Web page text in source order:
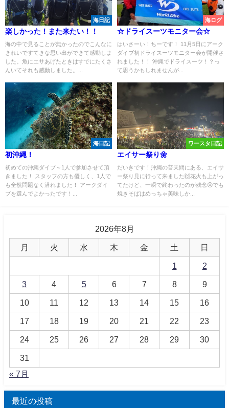
海日記
楽しかった！また来たい！！
海の中で見ることが無かったのでこんなに
きれいですてきな思い出ができて感動しま
した。魚にエサあげたときはすでにたくさ
んいてそれも感動しました。...
海ログ
☆ドライスーツモニター会☆
はいさーい！ちーです！ 11月5日にアーク
ダイブ初ドライスーツモニター会が開催さ
れました！！ 沖縄でドライスーツ！？っ
て思うかもしれませんが...
海日記
初沖縄！
初めての沖縄ダイブ～1人で参加させて頂
きました！ スタッフの方も優しく、1人で
も全然問題なく潜れました！ アークダイ
ブを選んでよかったです！...
ワースタ日記
エイサー祭り🌼
だいきです！沖縄の普天間にある、エイサ
ー祭り見に行って来ました🙌花火も上がっ
てたけど、一瞬で終わったのが残念😢でも
焼きそばはめっちゃ美味しか...
2026年8月
月 火 水 木 金 土 日
1 2
3 4 5 6 7 8 9
10 11 12 13 14 15 16
17 18 19 20 21 22 23
24 25 26 27 28 29 30
31
« 7月
最近の投稿